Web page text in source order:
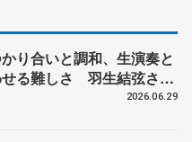
り合いと調和、生演奏と
る難しさ 羽生結弦さん
北ユースオーケストラの
2026.06.29